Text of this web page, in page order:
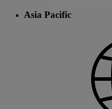
Asia Pacific